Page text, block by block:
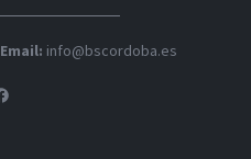
Email: info@bscordoba.es
linkedin